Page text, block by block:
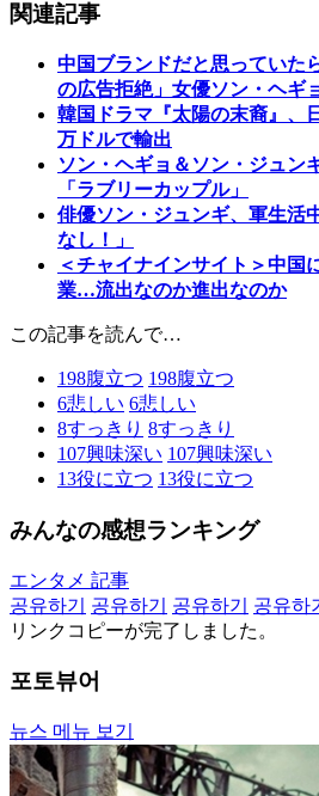
関連記事
中国ブランドだと思っていた
の広告拒絶」女優ソン・ヘギ
韓国ドラマ『太陽の末裔』、
万ドルで輸出
ソン・ヘギョ＆ソン・ジュン
「ラブリーカップル」
俳優ソン・ジュンギ、軍生活
なし！」
＜チャイナインサイト＞中国
業…流出なのか進出なのか
この記事を読んで…
198腹立つ 198腹立つ
6悲しい 6悲しい
8すっきり 8すっきり
107興味深い 107興味深い
13役に立つ 13役に立つ
みんなの感想ランキング
エンタメ 記事
공유하기
공유하기 공유하기 공유하
リンクコピーが完了しました。
포토뷰어
뉴스 메뉴 보기